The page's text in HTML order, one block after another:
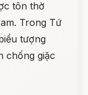
tôn thờ
Trong Tứ
tượng
chống giặc